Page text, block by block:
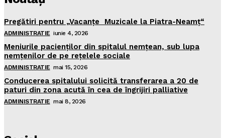
Pregătiri pentru „Vacanţe Muzicale la Piatra-Neamţ“
ADMINISTRATIE iunie 4, 2026
Meniurile pacienţilor din spitalul nemţean, sub lupa
nemţenilor de pe reţelele sociale
ADMINISTRATIE mai 15, 2026
Conducerea spitalului solicită transferarea a 20 de
paturi din zona acută în cea de îngrijiri palliative
ADMINISTRATIE mai 8, 2026